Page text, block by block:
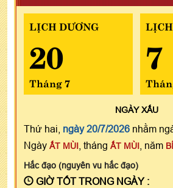
LỊCH DƯƠNG
20
Tháng 7
7
NGÀYXẤU
Thứ hai, ngày 20/7/2026 nhằm
Ngày ẤT MÙI , tháng ẤT MÙI , năm
Hắc đạo (nguyên vu hắc đạo)
GIỜ TỐT TRONG NGÀY :